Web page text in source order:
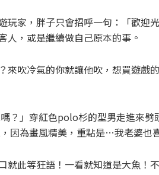
玩家，胖子只會招呼一句：「歡迎
人，或是繼續做自己原本的事。
來吹冷氣的你就讓他吹，想買遊戲
？」穿紅色polo杉的型男走進來劈
因為畫風精美，重點是…我老婆也
就此等狂語！一看就知道是大魚！